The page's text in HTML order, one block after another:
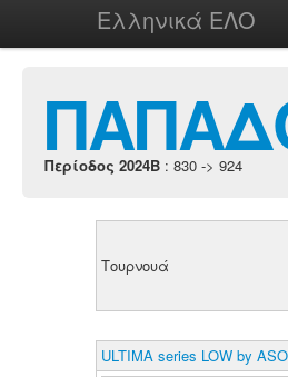
Ελληνικά ΕΛΟ
Περίοδος 2024B : 830 -> 924
Τουρνουά
ULTIMA series LOW by